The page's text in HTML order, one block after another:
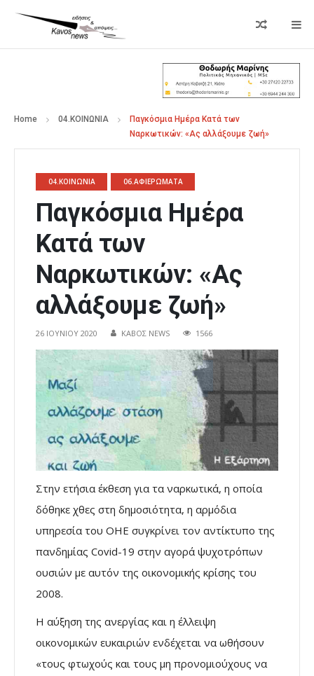
Home 04.ΚΟΙΝΩΝΙΑ
Παγκόσμια Ημέρα Κατά των
Ναρκωτικών: «Ας αλλάξουμε ζωή»
04.ΚΟΙΝΩΝΙΑ 06.ΑΦΙΕΡΩΜΑΤΑ
Παγκόσμια Ημέρα
Κατά των
Ναρκωτικών: «Ας
αλλάξουμε ζωή»
26 ΙΟΥΝΊΟΥ 2020 ΚΑΒΟΣ NEWS 1566
Στην ετήσια έκθεση για τα ναρκωτικά, η οποία
δόθηκε χθες στη δημοσιότητα, η αρμόδια
υπηρεσία του ΟΗΕ συγκρίνει τον αντίκτυπο της
πανδημίας Covid-19 στην αγορά ψυχοτρόπων
ουσιών με αυτόν της οικονομικής κρίσης του
2008.
Η αύξηση της ανεργίας και η έλλειψη
οικονομικών ευκαιριών ενδέχεται να ωθήσουν
«τους φτωχούς και τους μη προνομιούχους να